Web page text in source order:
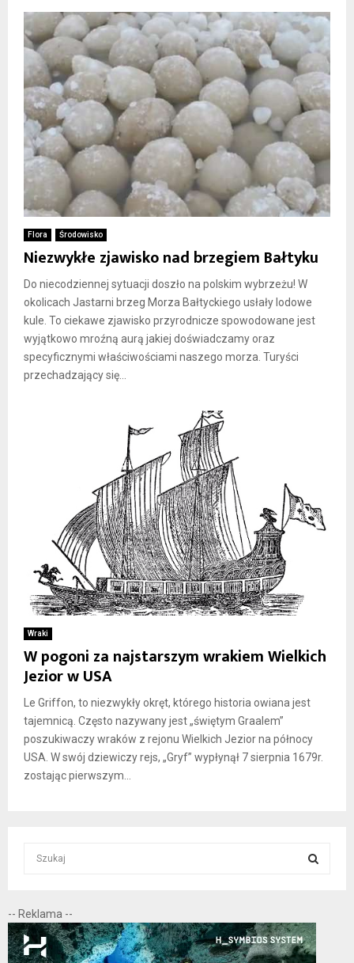
Flora Środowisko
Niezwykłe zjawisko nad brzegiem Bałtyku
Do niecodziennej sytuacji doszło na polskim wybrzeżu! W
okolicach Jastarni brzeg Morza Bałtyckiego usłały lodowe
kule. To ciekawe zjawisko przyrodnicze spowodowane jest
wyjątkowo mroźną aurą jakiej doświadczamy oraz
specyficznymi właściwościami naszego morza. Turyści
przechadzający się...
Wraki
W pogoni za najstarszym wrakiem Wielkich
Jezior w USA
Le Griffon, to niezwykły okręt, którego historia owiana jest
tajemnicą. Często nazywany jest „świętym Graalem”
poszukiwaczy wraków z rejonu Wielkich Jezior na północy
USA. W swój dziewiczy rejs, „Gryf” wypłynął 7 sierpnia 1679r.
zostając pierwszym...
c
h
f
E
A
-- Reklama --